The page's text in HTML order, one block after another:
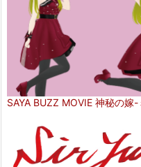
SAYA BUZZ MOVIE 神秘の嫁